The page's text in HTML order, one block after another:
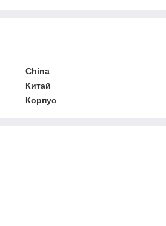
China
Китай
Корпус